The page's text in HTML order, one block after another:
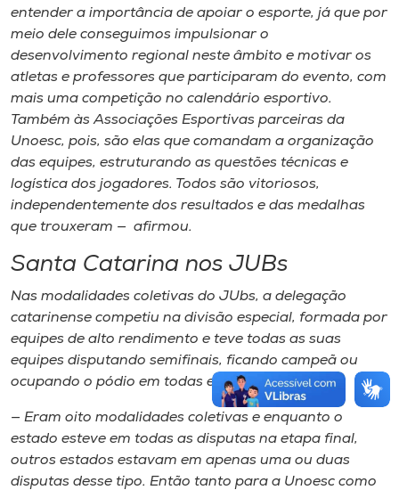
entender a importância de apoiar o esporte, já que por
meio dele conseguimos impulsionar o
desenvolvimento regional neste âmbito e motivar os
atletas e professores que participaram do evento, com
mais uma competição no calendário esportivo.
Também às Associações Esportivas parceiras da
Unoesc, pois, são elas que comandam a organização
das equipes, estruturando as questões técnicas e
logística dos jogadores. Todos são vitoriosos,
independentemente dos resultados e das medalhas
que trouxeram — afirmou.
Santa Catarina nos JUBs
Nas modalidades coletivas do JUbs, a delegação
catarinense competiu na divisão especial, formada por
equipes de alto rendimento e teve todas as suas
equipes disputando semifinais, ficando campeã ou
ocupando o pódio em todas elas.
— Eram oito modalidades coletivas e enquanto o
estado esteve em todas as disputas na etapa final,
outros estados estavam em apenas uma ou duas
disputas desse tipo. Então tanto para a Unoesc como